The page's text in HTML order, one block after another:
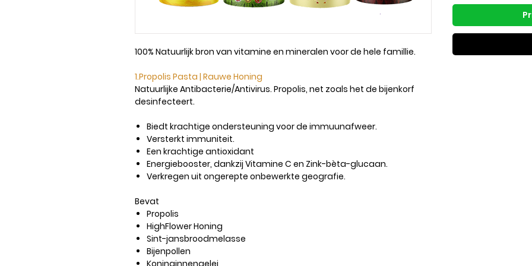
100% Natuurlijk bron van vitamine en mineralen voor de hele famillie.
1.Propolis Pasta | Rauwe Honing
Natuurlijke Antibacterie/Antivirus. Propolis, net zoals het de bijenkorf
desinfecteert.
Biedt krachtige ondersteuning voor de immuunafweer.
Versterkt immuniteit.
Een krachtige antioxidant
Energiebooster, dankzij Vitamine C en Zink-bèta-glucaan.
Verkregen uit ongerepte onbewerkte geografie.
Bevat
Propolis
HighFlower Honing
Sint-jansbroodmelasse
Bijenpollen
Koninginnengelei